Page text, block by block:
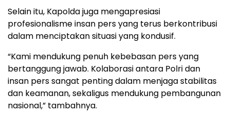
Selain itu, Kapolda juga mengapresiasi
profesionalisme insan pers yang terus berkontribusi
dalam menciptakan situasi yang kondusif.
“Kami mendukung penuh kebebasan pers yang
bertanggung jawab. Kolaborasi antara Polri dan
insan pers sangat penting dalam menjaga stabilitas
dan keamanan, sekaligus mendukung pembangunan
nasional,” tambahnya.